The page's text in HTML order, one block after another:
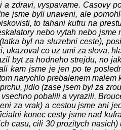
a zdravi, vyspavame. Casovy
jsme byli unaveni, ale
to tahani kufru na
nebo vytah nebo
byl na sluzebni ceste),
ukazoval co uz umi za slova,
byt za hodneho strejdu, no
kam jsme je jen po te
narychlo prebalenem malem
jidlo (zase jsem byl za
pobalili a vyrazili.
za vrak) a cestou jsme ani
konec cesty jsme nad
casu, cili 30 prozitych